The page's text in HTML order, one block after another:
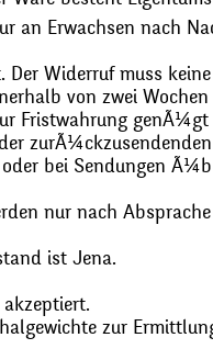
an Erwachsen nach
Der Widerruf muss
von zwei
Fristwahrung
bei Sendungen
nur nach
ist Jena.
zur